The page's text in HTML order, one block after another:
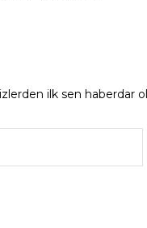
ilk sen haberdar ol